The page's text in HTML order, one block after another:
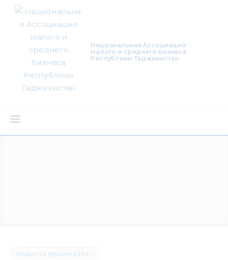
Национальная Ассоциация
малого и среднего бизнеса
Республики Таджикистан
О нас
Новости проекта EMCI